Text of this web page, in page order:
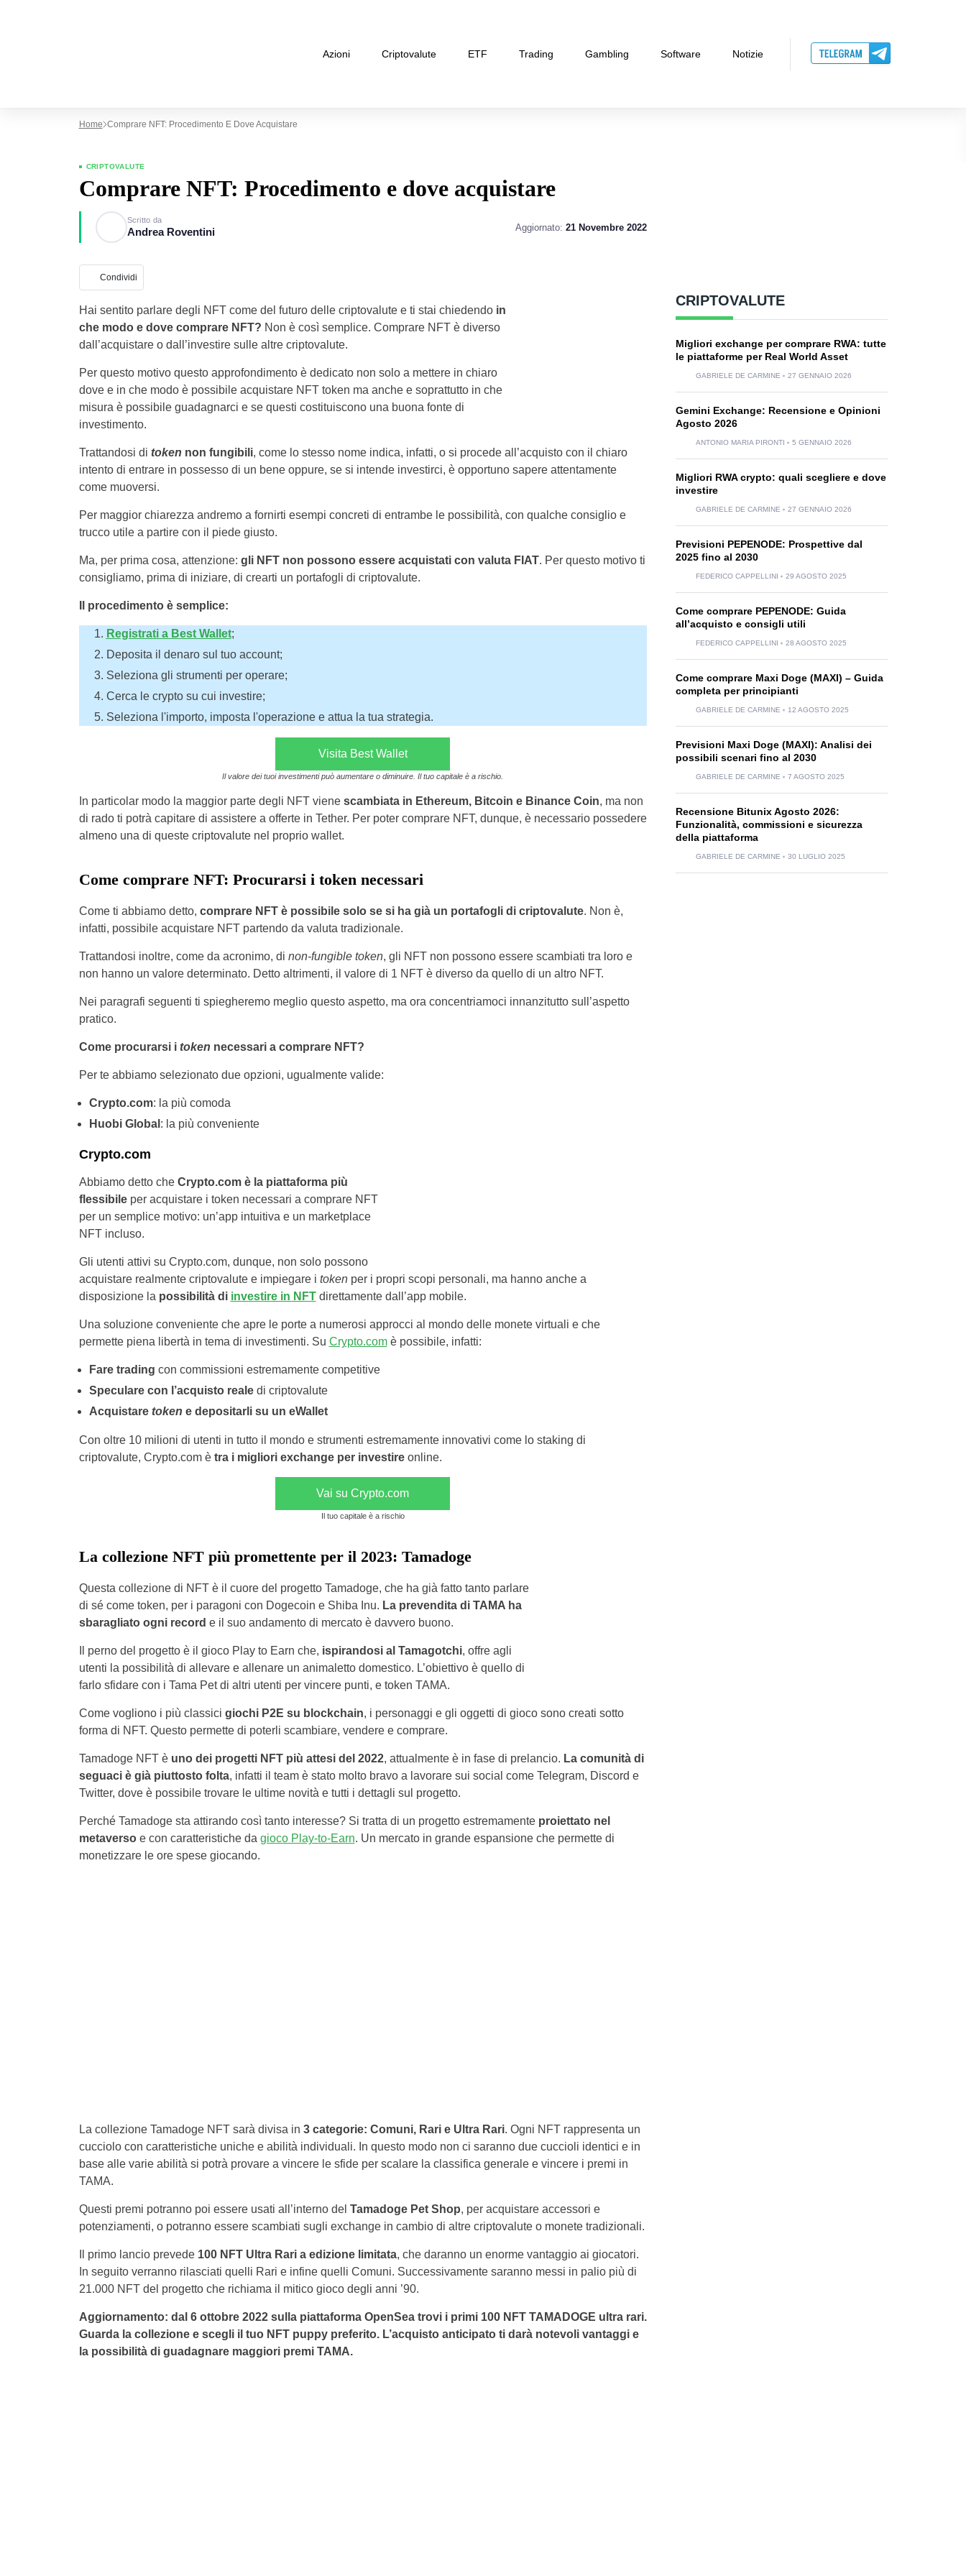
Azioni Criptovalute ETF Trading Gambling Software Notizie
Home Comprare NFT: Procedimento E Dove Acquistare
CRIPTOVALUTE
Comprare NFT: Procedimento e dove acquistare
Scritto da
Andrea Roventini Aggiornato: 21 Novembre 2022
Condividi
Hai sentito parlare degli NFT come del futuro delle criptovalute e ti stai chiedendo in
che modo e dove comprare NFT? Non è così semplice. Comprare NFT è diverso
dall’acquistare o dall’investire sulle altre criptovalute.
Per questo motivo questo approfondimento è dedicato non solo a mettere in chiaro
dove e in che modo è possibile acquistare NFT token ma anche e soprattutto in che
misura è possibile guadagnarci e se questi costituiscono una buona fonte di
investimento.
Trattandosi di token non fungibili, come lo stesso nome indica, infatti, o si procede all’acquisto con il chiaro
intento di entrare in possesso di un bene oppure, se si intende investirci, è opportuno sapere attentamente
come muoversi.
Per maggior chiarezza andremo a fornirti esempi concreti di entrambe le possibilità, con qualche consiglio e
trucco utile a partire con il piede giusto.
Ma, per prima cosa, attenzione: gli NFT non possono essere acquistati con valuta FIAT. Per questo motivo ti
consigliamo, prima di iniziare, di crearti un portafogli di criptovalute.
Il procedimento è semplice:
Registrati a Best Wallet;
Deposita il denaro sul tuo account;
Seleziona gli strumenti per operare;
Cerca le crypto su cui investire;
Seleziona l'importo, imposta l'operazione e attua la tua strategia.
Visita Best Wallet
Il valore dei tuoi investimenti può aumentare o diminuire. Il tuo capitale è a rischio.
In particolar modo la maggior parte degli NFT viene scambiata in Ethereum, Bitcoin e Binance Coin, ma non
di rado ti potrà capitare di assistere a offerte in Tether. Per poter comprare NFT, dunque, è necessario possedere
almeno una di queste criptovalute nel proprio wallet.
Come comprare NFT: Procurarsi i token necessari
Come ti abbiamo detto, comprare NFT è possibile solo se si ha già un portafogli di criptovalute. Non è,
infatti, possibile acquistare NFT partendo da valuta tradizionale.
Trattandosi inoltre, come da acronimo, di non-fungible token, gli NFT non possono essere scambiati tra loro e
non hanno un valore determinato. Detto altrimenti, il valore di 1 NFT è diverso da quello di un altro NFT.
Nei paragrafi seguenti ti spiegheremo meglio questo aspetto, ma ora concentriamoci innanzitutto sull’aspetto
pratico.
Come procurarsi i token necessari a comprare NFT?
Per te abbiamo selezionato due opzioni, ugualmente valide:
Crypto.com: la più comoda
Huobi Global : la più conveniente
Crypto.com
Abbiamo detto che Crypto.com è la piattaforma più
flessibileper acquistare i token necessari a comprare NFT
per un semplice motivo: un’app intuitiva e un marketplace
NFT incluso.
Gli utenti attivi su Crypto.com, dunque, non solo possono
acquistare realmente criptovalute e impiegare i token per i propri scopi personali, ma hanno anche a
disposizione la possibilità di investire in NFTdirettamente dall’app mobile.
Una soluzione conveniente che apre le porte a numerosi approcci al mondo delle monete virtuali e che
permette piena libertà in tema di investimenti. Su Crypto.comè possibile, infatti:
Fare trading con commissioni estremamente competitive
Speculare con l’acquisto realedi criptovalute
Acquistare token e depositarli su un eWallet
Con oltre 10 milioni di utenti in tutto il mondo e strumenti estremamente innovativi come lo staking di
criptovalute, Crypto.com ètra i migliori exchange per investireonline.
Vai su Crypto.com
Il tuo capitale è a rischio
La collezione NFT più promettente per il 2023: Tamadoge
Questa collezione di NFT è il cuore del progetto Tamadoge, che ha già fatto tanto parlare
di sé come token, per i paragoni con Dogecoin e Shiba Inu. La prevendita di TAMA ha
sbaragliato ogni record e il suo andamento di mercato è davvero buono.
Il perno del progetto è il gioco Play to Earn che, ispirandosi al Tamagotchi, offre agli
utenti la possibilità di allevare e allenare un animaletto domestico. L’obiettivo è quello di
farlo sfidare con i Tama Pet di altri utenti per vincere punti, e token TAMA.
Come vogliono i più classici giochi P2E su blockchain, i personaggi e gli oggetti di gioco sono creati sotto
forma di NFT. Questo permette di poterli scambiare, vendere e comprare.
Tamadoge NFT è uno dei progetti NFT più attesi del 2022, attualmente è in fase di prelancio. La comunità di
seguaci è già piuttosto folta, infatti il team è stato molto bravo a lavorare sui social come Telegram, Discord e
Twitter, dove è possibile trovare le ultime novità e tutti i dettagli sul progetto.
Perché Tamadoge sta attirando così tanto interesse? Si tratta di un progetto estremamente proiettato nel
metaversoe con caratteristiche da gioco Play-to-Earn. Un mercato in grande espansione che permette di
monetizzare le ore spese giocando.
La collezione Tamadoge NFT sarà divisa in 3 categorie: Comuni, Rari e Ultra Rari. Ogni NFT rappresenta un
cucciolo con caratteristiche uniche e abilità individuali. In questo modo non ci saranno due cuccioli identici e in
base alle varie abilità si potrà provare a vincere le sfide per scalare la classifica generale e vincere i premi in
TAMA.
Questi premi potranno poi essere usati all’interno del Tamadoge Pet Shop, per acquistare accessori e
potenziamenti, o potranno essere scambiati sugli exchange in cambio di altre criptovalute o monete tradizionali.
Il primo lancio prevede 100 NFT Ultra Rari a edizione limitata, che daranno un enorme vantaggio ai giocatori.
In seguito verranno rilasciati quelli Rari e infine quelli Comuni. Successivamente saranno messi in palio più di
21.000 NFT del progetto che richiama il mitico gioco degli anni ’90.
Aggiornamento: dal 6 ottobre 2022 sulla piattaforma OpenSea trovi i primi 100 NFT TAMADOGE ultra rari.
Guarda la collezione e scegli il tuo NFT puppy preferito. L’acquisto anticipato ti darà notevoli vantaggi e
la possibilità di guadagnare maggiori premi TAMA.
CRIPTOVALUTE
Migliori exchange per comprare RWA: tutte
le piattaforme per Real World Asset
GABRIELE DE CARMINE 27 GENNAIO 2026
Gemini Exchange: Recensione e Opinioni
Agosto 2026
ANTONIO MARIA PIRONTI 5 GENNAIO 2026
Migliori RWA crypto: quali scegliere e dove
investire
GABRIELE DE CARMINE 27 GENNAIO 2026
Previsioni PEPENODE: Prospettive dal
2025 fino al 2030
FEDERICO CAPPELLINI 29 AGOSTO 2025
Come comprare PEPENODE: Guida
all’acquisto e consigli utili
FEDERICO CAPPELLINI 28 AGOSTO 2025
Come comprare Maxi Doge (MAXI) – Guida
completa per principianti
GABRIELE DE CARMINE 12 AGOSTO 2025
Previsioni Maxi Doge (MAXI): Analisi dei
possibili scenari fino al 2030
GABRIELE DE CARMINE 7 AGOSTO 2025
Recensione Bitunix Agosto 2026:
Funzionalità, commissioni e sicurezza
della piattaforma
GABRIELE DE CARMINE 30 LUGLIO 2025